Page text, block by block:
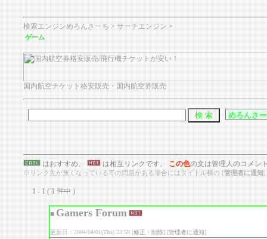
検索エンジンめろんさーち>サーチエンジン>
ゲーム
国内航空チケット格安販売・国内航空券販売
はおすすめ、 は相互リンクです。この色の文は管理人のコメン
※リンク先が無くなっている等の問題がある場合にはタイトル横の [管理者に通知]
1 - 1 ( 1 件中 )
■ Gamers Forum
更新日：2004/04/01(Thu) 23:58 [修正・削除] [管理者に通知]